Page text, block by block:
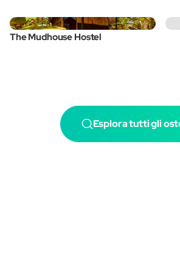
The Mudhouse Hostel
Esplora tutti gli